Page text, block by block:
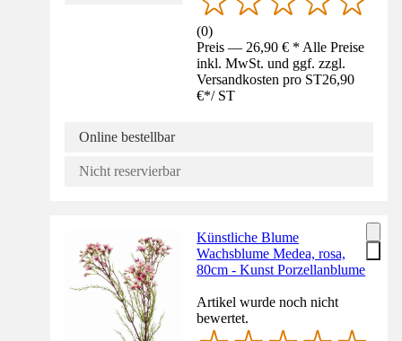
(0)
Preis — 26,90 € * Alle Preise
inkl. MwSt. und ggf. zzgl.
Versandkosten pro ST26,90
€*/ ST
Online bestellbar
Nicht reservierbar
Künstliche Blume
Wachsblume Medea, rosa,
80cm - Kunst Porzellanblume
Artikel wurde noch nicht
bewertet.